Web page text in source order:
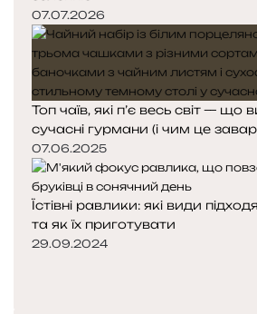
07.07.2026
Топ чаїв, які п’є весь світ — що
сучасні гурмани (і чим це
07.06.2025
Їстівні равлики: які види
та як їх приготувати
29.09.2024